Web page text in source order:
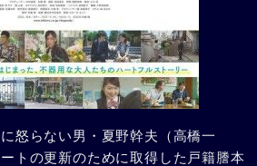
怒らない男・夏野幹夫（高橋一
トの更新のために取得した戸籍謄本